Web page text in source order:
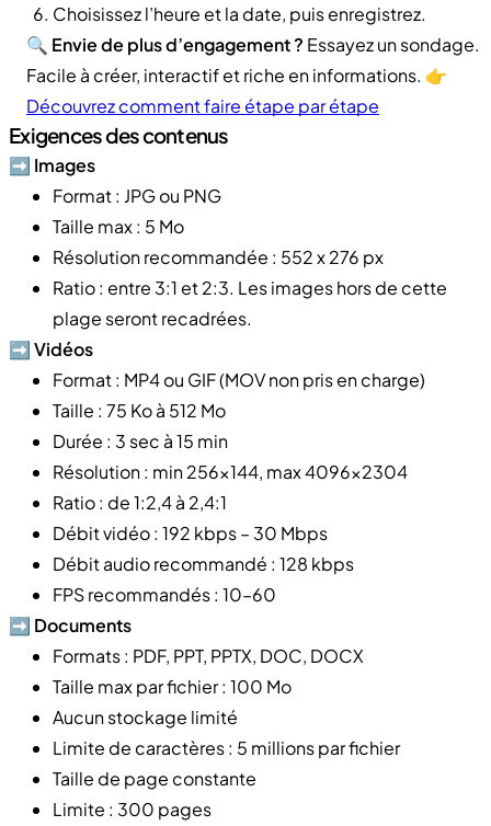
Choisissez l’heure et la date, puis enregistrez.
🔍 Envie de plus d’engagement ? Essayez un sondage.
Facile à créer, interactif et riche en informations. 👉
Découvrez comment faire étape par étape
Exigences des contenus
➡️ Images
Format : JPG ou PNG
Taille max : 5 Mo
Résolution recommandée : 552 x 276 px
Ratio : entre 3:1 et 2:3. Les images hors de cette
plage seront recadrées.
➡️Vidéos
Format : MP4 ou GIF (MOV non pris en charge)
Taille : 75 Ko à 512 Mo
Durée : 3 sec à 15 min
Résolution : min 256×144, max 4096x2304
Ratio : de 1:2,4 à 2,4:1
Débit vidéo : 192 kbps – 30 Mbps
Débit audio recommandé : 128 kbps
FPS recommandés : 10–60
➡️ Documents
Formats : PDF, PPT, PPTX, DOC, DOCX
Taille max par fichier : 100 Mo
Aucun stockage limité
Limite de caractères : 5 millions par fichier
Taille de page constante
Limite : 300 pages